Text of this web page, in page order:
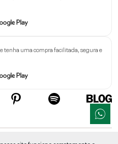
e tenha uma compra facilitada, segura e